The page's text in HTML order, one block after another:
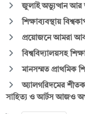
জুলাই অভ্যুত্থান
শিক্ষাব্যবস্থায়
প্রয়োজনে আমরা
বিশ্ববিদ্যালয়সহ
মানসম্মত প্রাথমিক
অ্যালগরিদমের
সাহিত্য ও আর্টস আজও